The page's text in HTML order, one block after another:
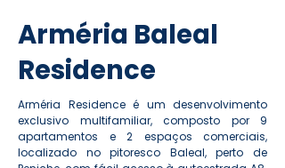
Arméria Baleal
Residence
Arméria Residence é um desenvolvimento
exclusivo multifamiliar, composto por 9
apartamentos e 2 espaços comerciais,
localizado no pitoresco Baleal, perto de